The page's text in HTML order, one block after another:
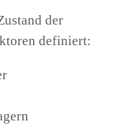
der
definiert: